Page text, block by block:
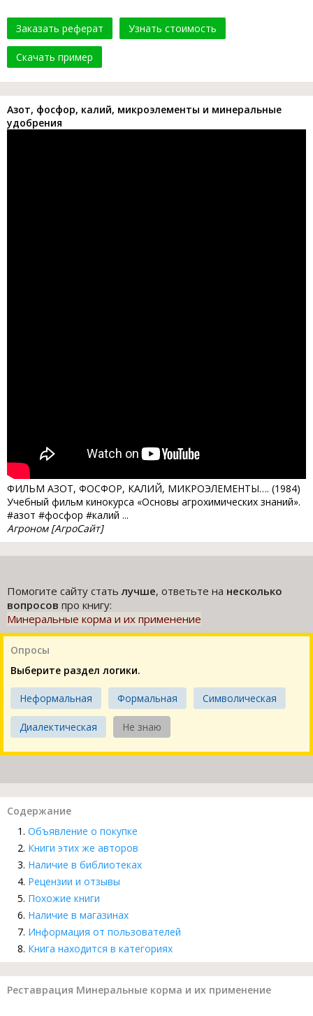
Заказать реферат Узнать стоимость
Скачать пример
Азот, фосфор, калий, микроэлементы и минеральные
удобрения
ФИЛЬМ АЗОТ, ФОСФОР, КАЛИЙ, МИКРОЭЛЕМЕНТЫ…. (1984)
Учебный фильм кинокурса «Основы агрохимических знаний».
#азот #фосфор #калий ...
Агроном [АгроСайт]
Помогите сайту статьлучше, ответьте на несколько
вопросов про книгу:
Минеральные корма и их применение
Опросы
Выберите раздел логики.
Неформальная Формальная Символическая
Диалектическая Не знаю
Содержание
Объявление о покупке
Книги этих же авторов
Наличие в библиотеках
Рецензии и отзывы
Похожие книги
Наличие в магазинах
Информация от пользователей
Книга находится в категориях
Реставрация Минеральные корма и их применение